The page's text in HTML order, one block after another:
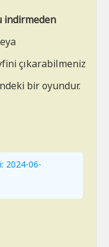
indirmeden
çıkarabilmeniz
bir oyundur.
2024-06-